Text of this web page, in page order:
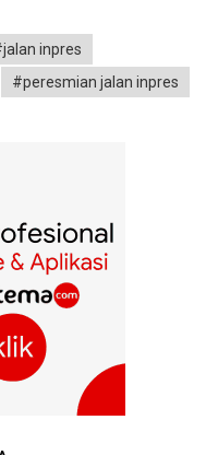
inpres
#peresmian jalan inpres